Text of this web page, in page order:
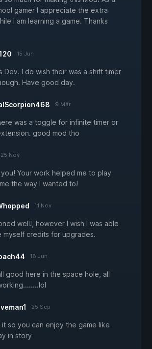
gamer I appreciate the extra
I am learning a game. Thanks
15 Jun
Dev. I do wish their was a shift timer
Have good day.
9 Mär
was a toggle for infinite timer or
good mod tho
25 Nov
Your work helped me to play
the way I wanted to!
11 Nov
well!, however I wish I was able
myself credits for upgrades.
18 Jun
good here in the space hole, all
25 Sep
it so you can enjoy the game like
in story